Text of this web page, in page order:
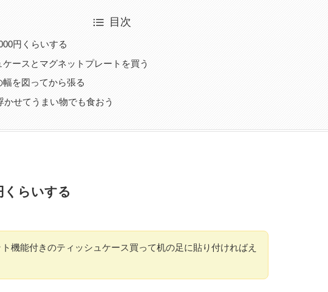
目次
円くらいする
ースとマグネットプレートを買う
を図ってから張る
かせてうまい物でも食おう
らいする
機能付きのティッシュケース買って机の足に貼り付ければえ